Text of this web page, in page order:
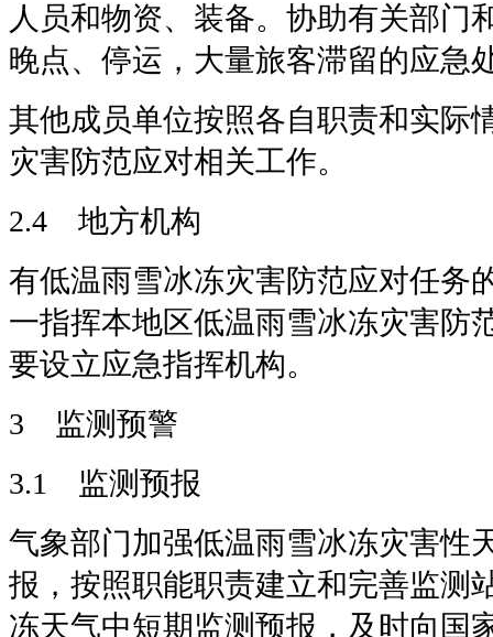
人员和物资、装备。协助有关部门
晚点、停运，大量旅客滞留的应急
其他成员单位按照各自职责和实际
灾害防范应对相关工作。
2.4 地方机构
有低温雨雪冰冻灾害防范应对任务
一指挥本地区低温雨雪冰冻灾害防
要设立应急指挥机构。
3 监测预警
3.1 监测预报
气象部门加强低温雨雪冰冻灾害性
报，按照职能职责建立和完善监测
冻天气中短期监测预报，及时向国